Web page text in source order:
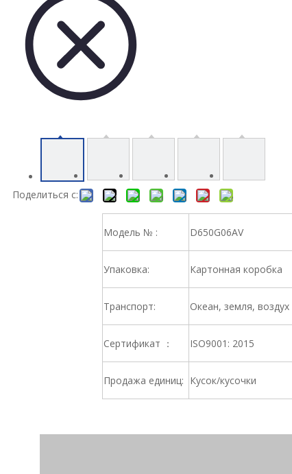
Поделиться с:
Модель № : D650G06AV
Упаковка: Картонная коробка
Транспорт: Океан, земля, воздух
Сертификат ： ISO9001: 2015
Продажа единиц: Кусок/кусочки